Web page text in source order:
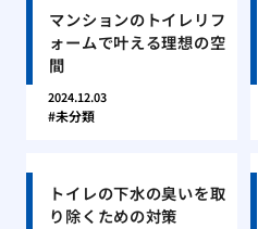
マンションのトイレリフ
ォームで叶える理想の空
間
2024.12.03
未分類
トイレの下水の臭いを取
り除くための対策